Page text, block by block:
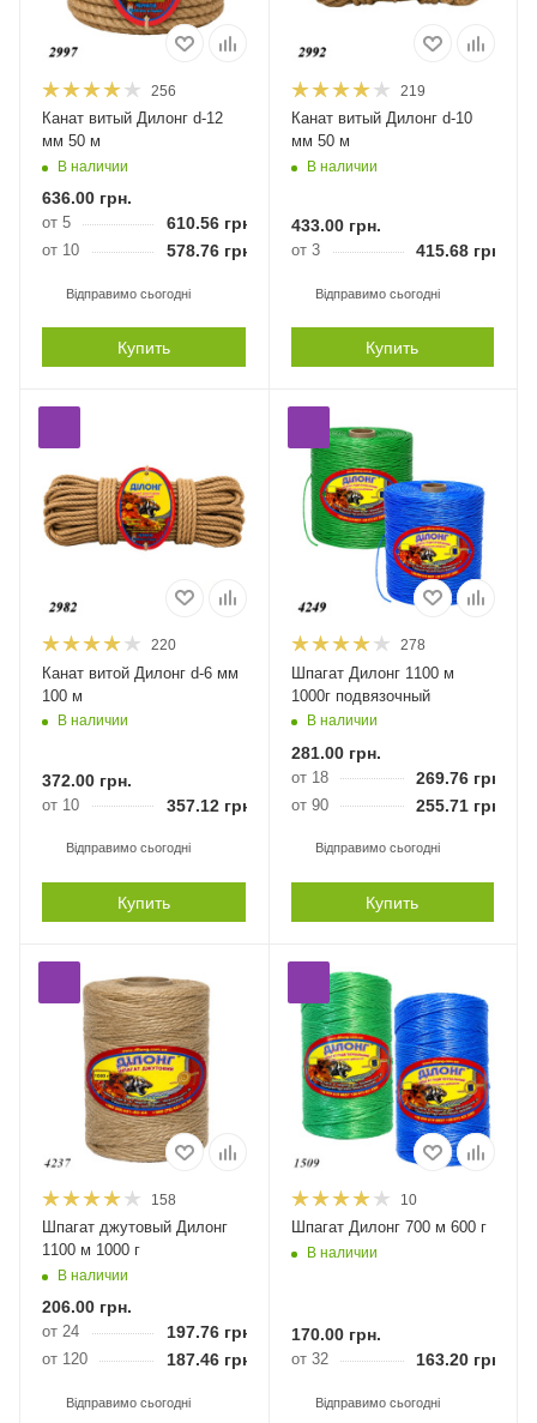
256
Канат витый Дилонг d-12
мм 50 м
В наличии
636.00 грн.
от 5 610.56 грн.
от 10 578.76 грн.
Відправимо сьогодні
Купить
219
Канат витый Дилонг d-10
мм 50 м
В наличии
433.00грн.
от 3 415.68грн.
Відправимо сьогодні
Купить
220
Канат витой Дилонг d-6 мм
100 м
В наличии
372.00 грн.
от 10 357.12 грн.
Відправимо сьогодні
Купить
278
Шпагат Дилонг 1100 м
1000г подвязочный
В наличии
281.00грн.
от 18 269.76грн.
от 90 255.71грн.
Відправимо сьогодні
Купить
158
Шпагат джутовый Дилонг
1100 м 1000 г
В наличии
206.00 грн.
от 24 197.76 грн.
от 120 187.46 грн.
Відправимо сьогодні
10
Шпагат Дилонг 700 м 600 г
В наличии
170.00грн.
от 32 163.20грн.
Відправимо сьогодні